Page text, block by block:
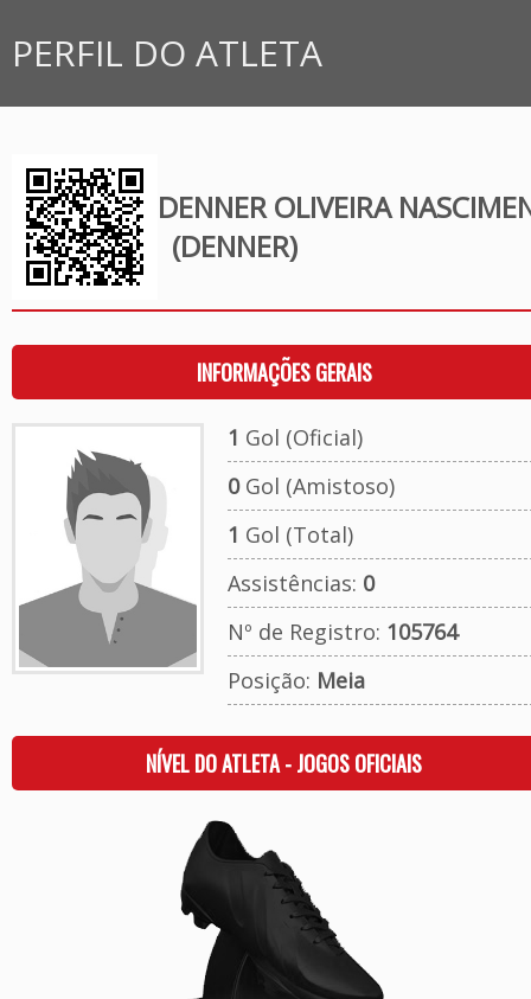
PERFIL DO ATLETA
DENNER OLIVEIRA
(DENNER)
INFORMAÇÕES GERAIS
1 Gol (Oficial)
0Gol (Amistoso)
1 Gol (Total)
Assistências: 0
Nº de Registro: 105764
Posição: Meia
NÍVEL DO ATLETA - JOGOS OFICIAIS